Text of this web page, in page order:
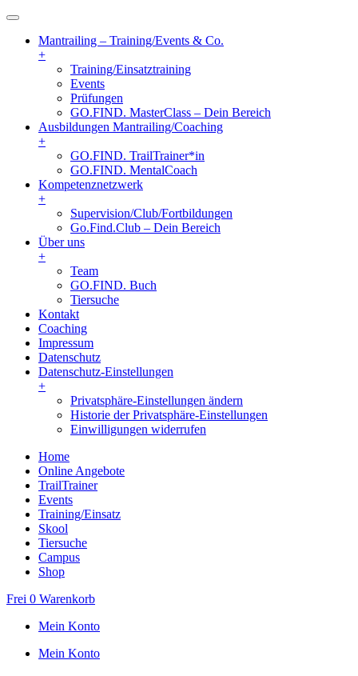
Mantrailing – Training/Events & Co.
+
Training/Einsatztraining
Events
Prüfungen
GO.FIND. MasterClass – Dein Bereich
Ausbildungen Mantrailing/Coaching
+
GO.FIND. TrailTrainer*in
GO.FIND. MentalCoach
Kompetenznetzwerk
+
Supervision/Club/Fortbildungen
Go.Find.Club – Dein Bereich
Über uns
+
Team
GO.FIND. Buch
Tiersuche
Kontakt
Coaching
Impressum
Datenschutz
Datenschutz-Einstellungen
+
Privatsphäre-Einstellungen ändern
Historie der Privatsphäre-Einstellungen
Einwilligungen widerrufen
Home
Online Angebote
TrailTrainer
Events
Training/Einsatz
Skool
Tiersuche
Campus
Shop
Frei 0 Warenkorb
Mein Konto
Mein Konto